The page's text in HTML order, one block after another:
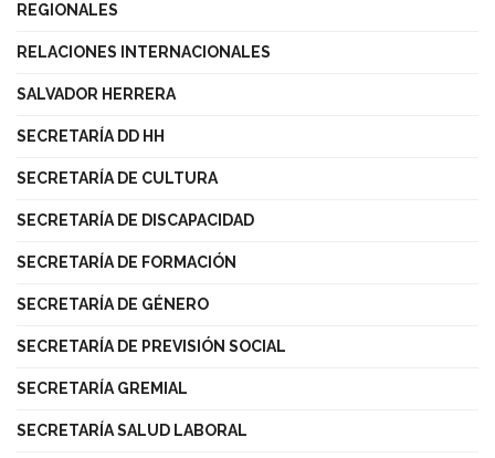
REGIONALES
RELACIONES INTERNACIONALES
SALVADOR HERRERA
SECRETARÍA DD HH
SECRETARÍA DE CULTURA
SECRETARÍA DE DISCAPACIDAD
SECRETARÍA DE FORMACIÓN
SECRETARÍA DE GÉNERO
SECRETARÍA DE PREVISIÓN SOCIAL
SECRETARÍA GREMIAL
SECRETARÍA SALUD LABORAL